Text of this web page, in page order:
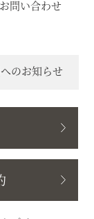
お問い合わせ
のお知らせ